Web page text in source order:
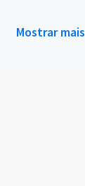
Mostrar mais